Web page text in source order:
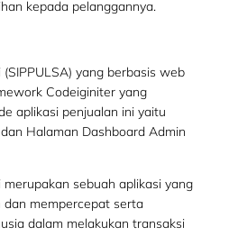
kepada pelanggannya.
yang berbasis web
Codeiginiter yang
aplikasi penjualan ini yaitu
Halaman Dashboard Admin
sebuah aplikasi yang
mempercepat serta
dalam melakukan transaksi